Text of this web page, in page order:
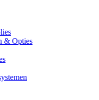
& Opties